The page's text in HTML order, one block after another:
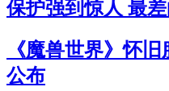
保护强到惊人 最
《魔兽世界》怀
公布